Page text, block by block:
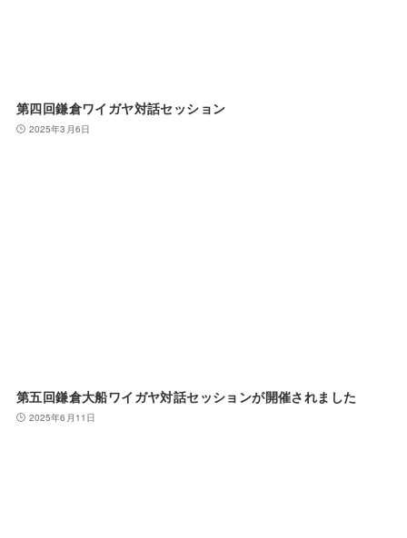
第四回鎌倉ワイガヤ対話セッション
2025年3月6日
第五回鎌倉大船ワイガヤ対話セッションが開催されました
2025年6月11日